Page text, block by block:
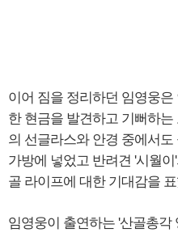
이어 짐을 정리하던 임영웅
한 현금을 발견하고 기뻐하
의 선글라스와 안경 중에서
가방에 넣었고 반려견 '시월
골 라이프에 대한 기대감을
임영웅이 출연하는 '산골총각